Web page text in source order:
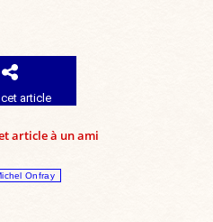
article
article à un ami
Onfray